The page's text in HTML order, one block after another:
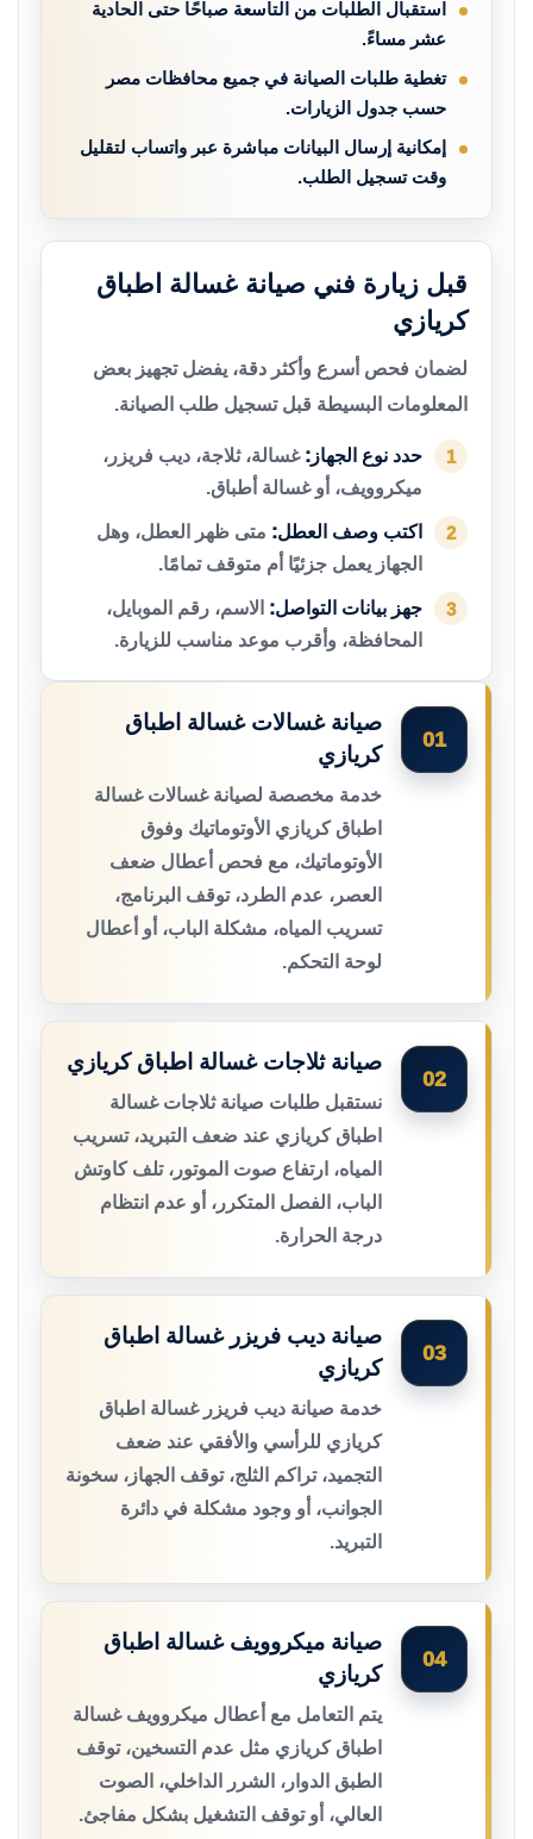
استقبال الطلبات من التاسعة صباحًا حتى الحادية
عشر مساءً.
تغطية طلبات الصيانة في جميع محافظات مصر
حسب جدول الزيارات.
إمكانية إرسال البيانات مباشرة عبر واتساب لتقليل
وقت تسجيل الطلب.
قبل زيارة فني صيانة غسالة اطباق
كريازي
لضمان فحص أسرع وأكثر دقة، يفضل تجهيز بعض
المعلومات البسيطة قبل تسجيل طلب الصيانة.
1 حدد نوع الجهاز: غسالة، ثلاجة، ديب فريزر،
ميكروويف، أو غسالة أطباق.
2 اكتب وصف العطل: متى ظهر العطل، وهل
الجهاز يعمل جزئيًا أم متوقف تمامًا.
3 جهز بيانات التواصل: الاسم، رقم الموبايل،
المحافظة، وأقرب موعد مناسب للزيارة.
01
صيانة غسالات غسالة اطباق
كريازي
خدمة مخصصة لصيانة غسالات غسالة
اطباق كريازي الأوتوماتيك وفوق
الأوتوماتيك، مع فحص أعطال ضعف
العصر، عدم الطرد، توقف البرنامج،
تسريب المياه، مشكلة الباب، أو أعطال
لوحة التحكم.
02
صيانة ثلاجات غسالة اطباق كريازي
نستقبل طلبات صيانة ثلاجات غسالة
اطباق كريازي عند ضعف التبريد، تسريب
المياه، ارتفاع صوت الموتور، تلف كاوتش
الباب، الفصل المتكرر، أو عدم انتظام
درجة الحرارة.
03
صيانة ديب فريزر غسالة اطباق
كريازي
خدمة صيانة ديب فريزر غسالة اطباق
كريازي للرأسي والأفقي عند ضعف
التجميد، تراكم الثلج، توقف الجهاز، سخونة
الجوانب، أو وجود مشكلة في دائرة
التبريد.
04
صيانة ميكروويف غسالة اطباق
كريازي
يتم التعامل مع أعطال ميكروويف غسالة
اطباق كريازي مثل عدم التسخين، توقف
الطبق الدوار، الشرر الداخلي، الصوت
العالي، أو توقف التشغيل بشكل مفاجئ.